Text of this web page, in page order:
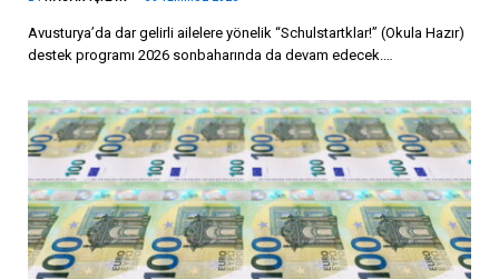
Avusturya’da dar gelirli ailelere yönelik “Schulstartklar!” (Okula Hazır)
destek programı 2026 sonbaharında da devam edecek.…